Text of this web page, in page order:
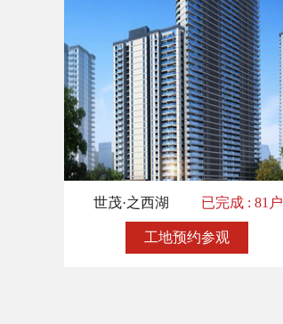
世茂·之西湖 已完成 : 81户
工地预约参观